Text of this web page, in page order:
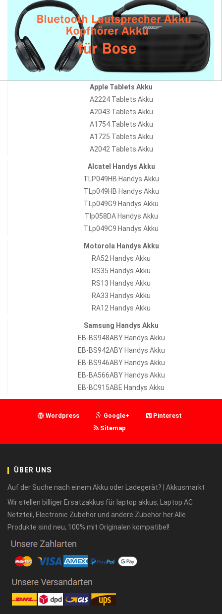
Apple Tablets Akku
A2224 Tablets Akku
A2043 Tablets Akku
A1754 Tablets Akku
A1725 Tablets Akku
A2042 Tablets Akku
Alcatel Handys Akku
TLP049HB Handys Akku
TLp049HB Handys Akku
TLp049G9 Handys Akku
Tlp058DA Handys Akku
TLp049C9 Handys Akku
Motorola Handys Akku
RA52 Handys Akku
RS35 Handys Akku
RS13 Handys Akku
RA33 Handys Akku
RA12 Handys Akku
Samsung Handys Akku
EB-BS948ABY Handys Akku
EB-BS942ABY Handys Akku
EB-BS946ABY Handys Akku
EB-BA566ABY Handys Akku
EB-BC915ABE Handys Akku
Wordpress Google+
Pinterest
Sitemap
ÜBER UNS
Auf der Suche nach einem Akku oder Ladegerät? | Akkusmarkt
Wir stellen billiger Ersatzakkus für laptop akkus, Laptop AC
Netzteil, Electronic Zubehör und andere Zubehör her.Alle
Produkte sind neu, 100% mit Originalen kompatibel!